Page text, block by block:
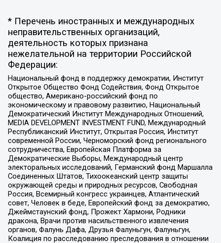
* Перечень иностранных и международных
неправительственных организаций,
деятельность которых признана
нежелательной на территории Российской
Федерации:
Национальный фонд в поддержку демократии, Институт
Открытое Общество Фонд Содействия, Фонд Открытое
общество, Американо-российский фонд по
экономическому и правовому развитию, Национальный
Демократический Институт Международных Отношений,
MEDIA DEVELOPMENT INVESTMENT FUND, Международный
Республиканский Институт, Открытая Россия, Институт
современной России, Черноморский фонд регионального
сотрудничества, Европейская Платформа за
Демократические Выборы, Международный центр
электоральных исследований, Германский фонд Маршалла
Соединенных Штатов, Тихоокеанский центр защиты
окружающей среды и природных ресурсов, Свободная
Россия, Всемирный конгресс украинцев, Атлантический
совет, Человек в беде, Европейский фонд за демократию,
Джеймстаунский фонд, Прожект Хармони, Родники
дракона, Врачи против насильственного извлечения
органов, Фалунь Дафа, Друзья Фалуньгун, Фалуньгун,
Коалиция по расследованию преследования в отношении